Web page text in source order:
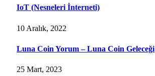
IoT (Nesneleri İnterneti)
10 Aralık, 2022
Luna Coin Yorum – Luna Coin Geleceği
25 Mart, 2023